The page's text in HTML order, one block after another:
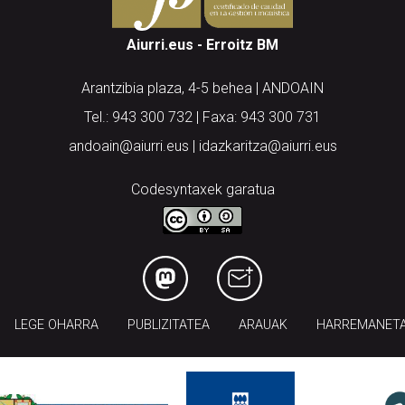
Aiurri.eus - Erroitz BM
Arantzibia plaza, 4-5 behea | ANDOAIN
Tel.: 943 300 732 | Faxa: 943 300 731
andoain@aiurri.eus | idazkaritza@aiurri.eus
Codesyntaxek garatua
LEGE OHARRA PUBLIZITATEA ARAUAK